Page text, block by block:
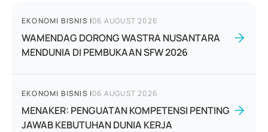
EKONOMI BISNIS |06 AUGUST 2026
WAMENDAG DORONG WASTRA NUSANTARA
MENDUNIA DI PEMBUKAAN SFW 2026
EKONOMI BISNIS |06 AUGUST 2026
MENAKER: PENGUATAN KOMPETENSI PENTING
JAWAB KEBUTUHAN DUNIA KERJA